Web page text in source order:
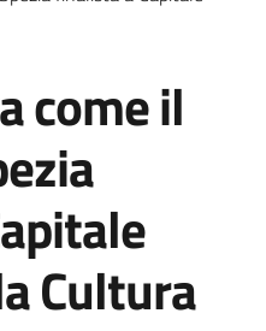
come il
Cultura